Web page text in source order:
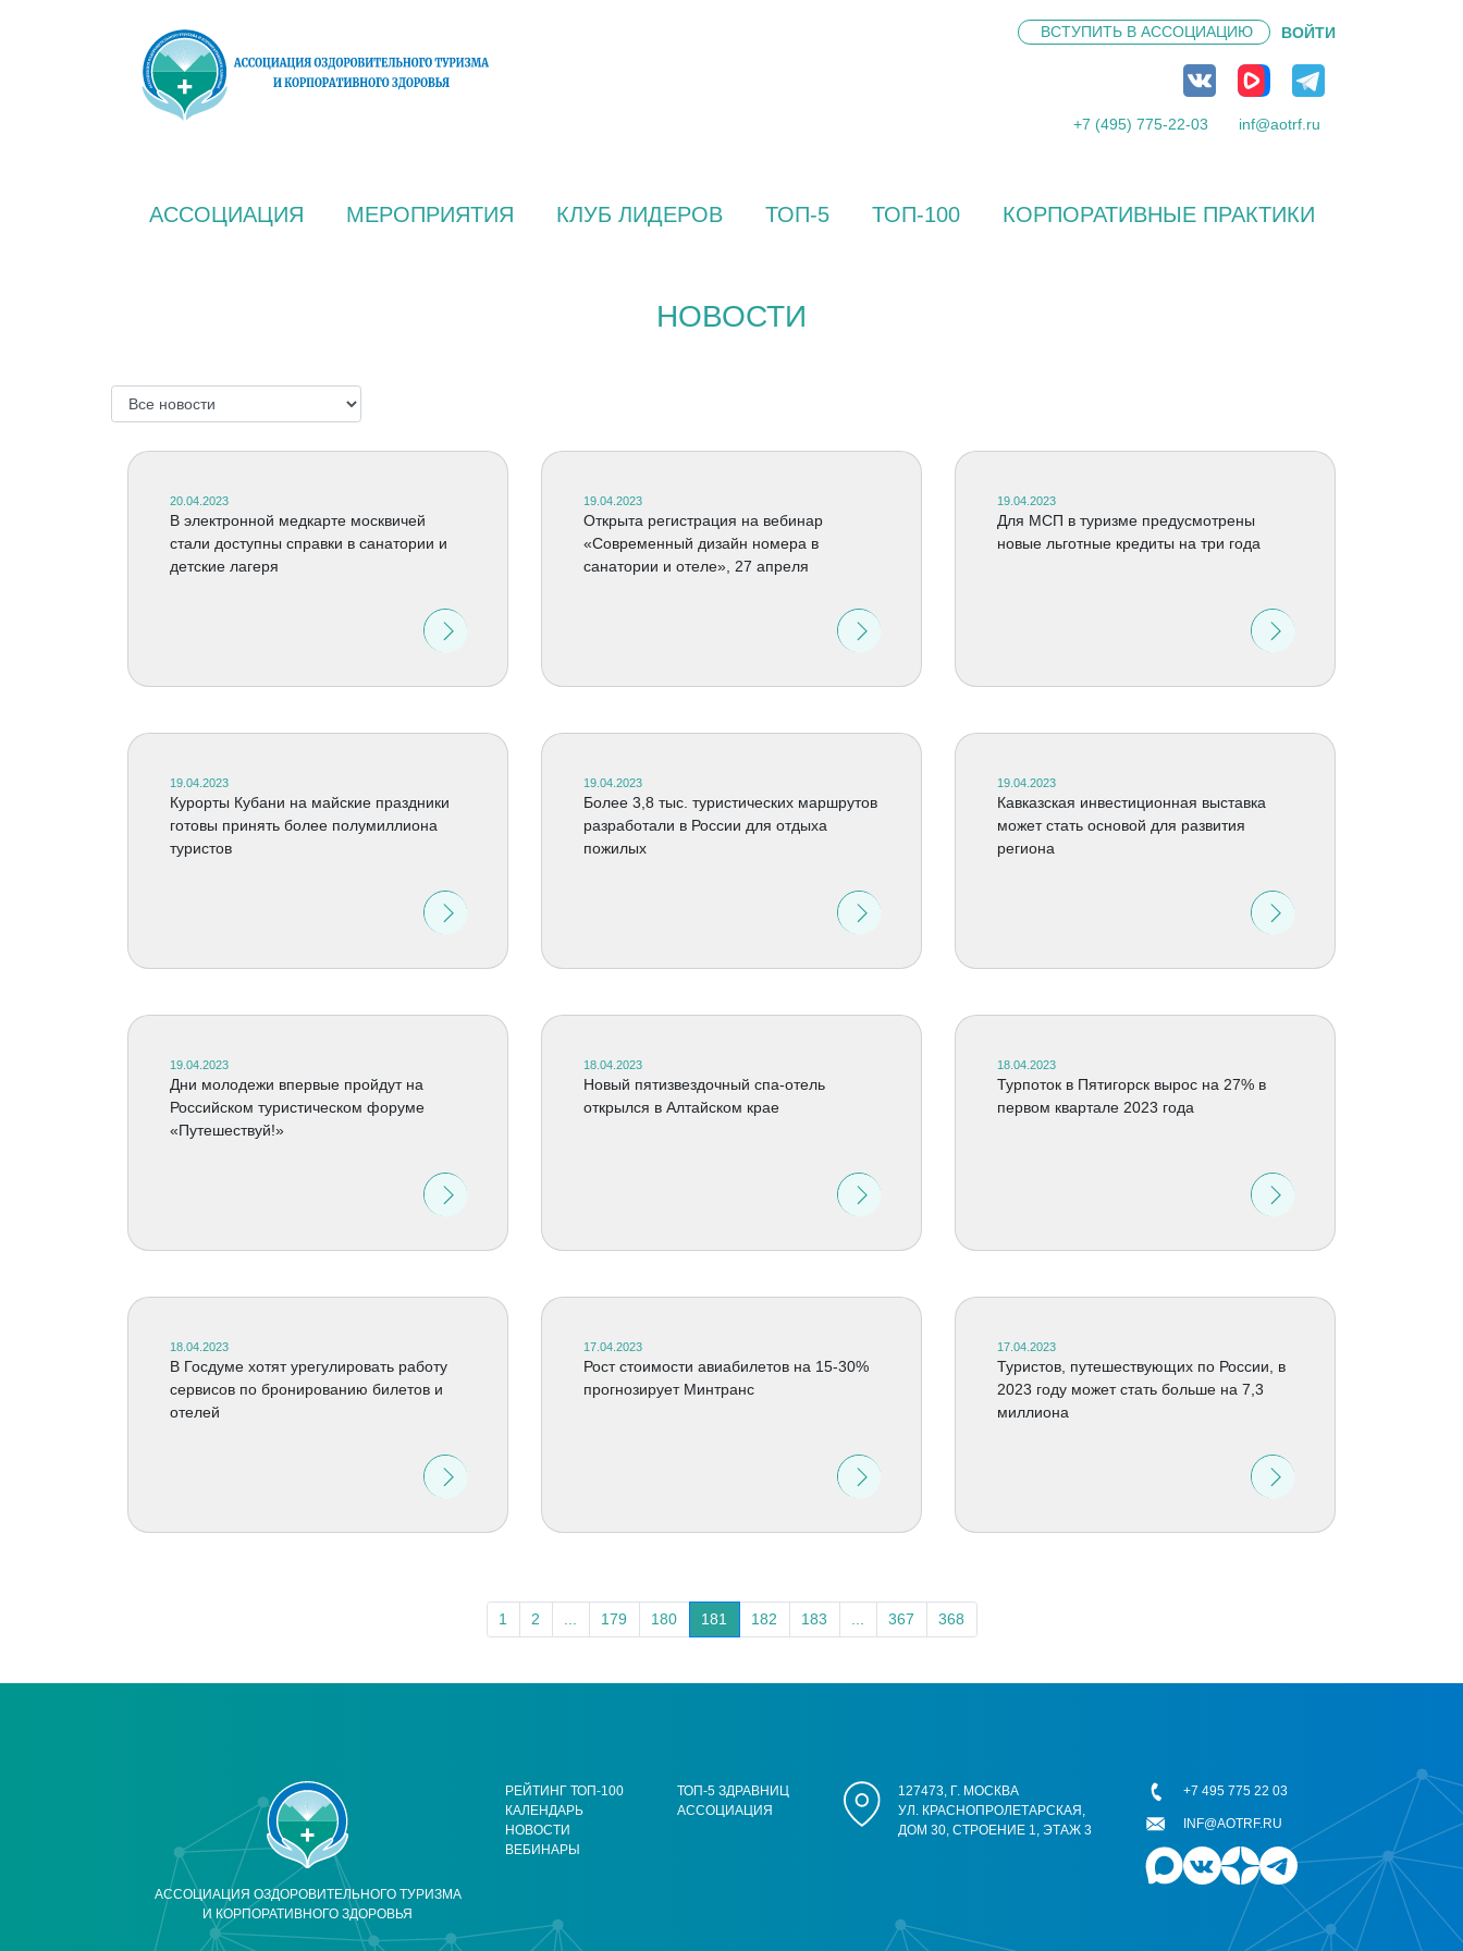
ВСТУПИТЬ В АССОЦИАЦИЮ ВОЙТИ
+7 (495) 775-22-03 inf@aotrf.ru
АССОЦИАЦИЯ МЕРОПРИЯТИЯ КЛУБ ЛИДЕРОВ ТОП-5 ТОП-100 КОРПОРАТИВНЫЕ ПРАКТИКИ
НОВОСТИ
20.04.2023
В электронной медкарте москвичей
стали доступны справки в санатории и
детские лагеря
19.04.2023
Открыта регистрация на вебинар
«Современный дизайн номера в
санатории и отеле», 27 апреля
19.04.2023
Для МСП в туризме предусмотрены
новые льготные кредиты на три года
19.04.2023
Курорты Кубани на майские праздники
готовы принять более полумиллиона
туристов
19.04.2023
Более 3,8 тыс. туристических маршрутов
разработали в России для отдыха
пожилых
19.04.2023
Кавказская инвестиционная выставка
может стать основой для развития
региона
19.04.2023
Дни молодежи впервые пройдут на
Российском туристическом форуме
«Путешествуй!»
18.04.2023
Новый пятизвездочный спа-отель
открылся в Алтайском крае
18.04.2023
Турпоток в Пятигорск вырос на 27% в
первом квартале 2023 года
18.04.2023
В Госдуме хотят урегулировать работу
сервисов по бронированию билетов и
отелей
17.04.2023
Рост стоимости авиабилетов на 15-30%
прогнозирует Минтранс
17.04.2023
Туристов, путешествующих по России, в
2023 году может стать больше на 7,3
миллиона
1 2 179 180 181 182 183 367 368
АССОЦИАЦИЯ ОЗДОРОВИТЕЛЬНОГО ТУРИЗМА
И КОРПОРАТИВНОГО ЗДОРОВЬЯ
РЕЙТИНГ ТОП-100
КАЛЕНДАРЬ
НОВОСТИ
ВЕБИНАРЫ
ТОП-5 ЗДРАВНИЦ
АССОЦИАЦИЯ
127473, Г. МОСКВА
УЛ. КРАСНОПРОЛЕТАРСКАЯ,
ДОМ 30, СТРОЕНИЕ 1, ЭТАЖ 3
+7 495 775 22 03
INF@AOTRF.RU